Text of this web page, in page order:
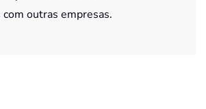
outras empresas.